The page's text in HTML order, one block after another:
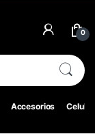
0
Accesorios